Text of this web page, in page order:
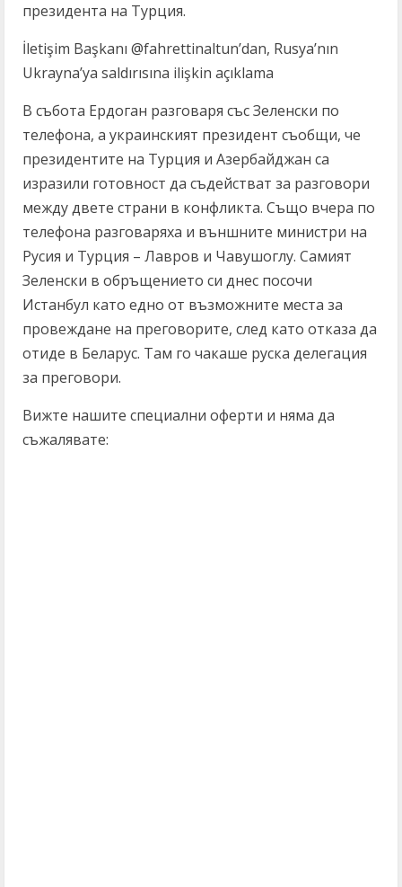
президента на Турция.
İletişim Başkanı @fahrettinaltun’dan, Rusya’nın
Ukrayna’ya saldırısına ilişkin açıklama
В събота Ердоган разговаря със Зеленски по
телефона, а украинският президент съобщи, че
президентите на Турция и Азербайджан са
изразили готовност да съдействат за разговори
между двете страни в конфликта. Също вчера по
телефона разговаряха и външните министри на
Русия и Турция – Лавров и Чавушоглу. Самият
Зеленски в обръщението си днес посочи
Истанбул като едно от възможните места за
провеждане на преговорите, след като отказа да
отиде в Беларус. Там го чакаше руска делегация
за преговори.
Вижте нашите специални оферти и няма да
съжалявате: